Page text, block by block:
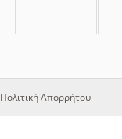
Πολιτική Απορρήτου